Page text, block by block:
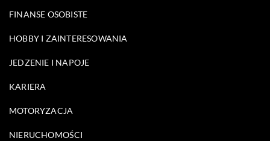
FINANSE OSOBISTE
HOBBY I ZAINTERESOWANIA
JEDZENIE I NAPOJE
KARIERA
MOTORYZACJA
NIERUCHOMOŚCI